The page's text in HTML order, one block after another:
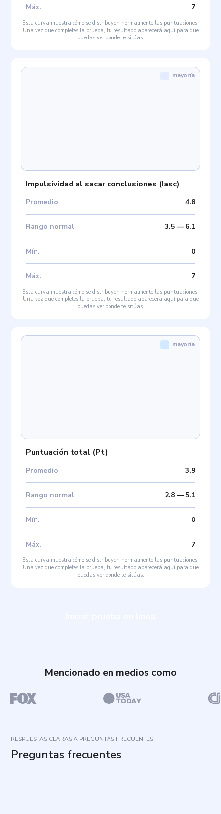
Máx. 7
Esta curva muestra cómo se distribuyen normalmente las puntuaciones.
Una vez que completes la prueba, tu resultado aparecerá aquí para que
puedas ver dónde te sitúas.
Impulsividad al sacar conclusiones (Iasc)
Promedio 4.8
Rango normal 3.5— 6.1
Mín. 0
Máx. 7
mayoría
Esta curva muestra cómo se distribuyen normalmente las puntuaciones.
Una vez que completes la prueba, tu resultado aparecerá aquí para que
puedas ver dónde te sitúas.
Puntuación total (Pt)
Promedio 3.9
Rango normal 2.8— 5.1
Mín. 0
Máx. 7
mayoría
Esta curva muestra cómo se distribuyen normalmente las puntuaciones.
Una vez que completes la prueba, tu resultado aparecerá aquí para que
puedas ver dónde te sitúas.
Mencionado en medios como
RESPUESTAS CLARAS A PREGUNTAS FRECUENTES
Preguntas frecuentes